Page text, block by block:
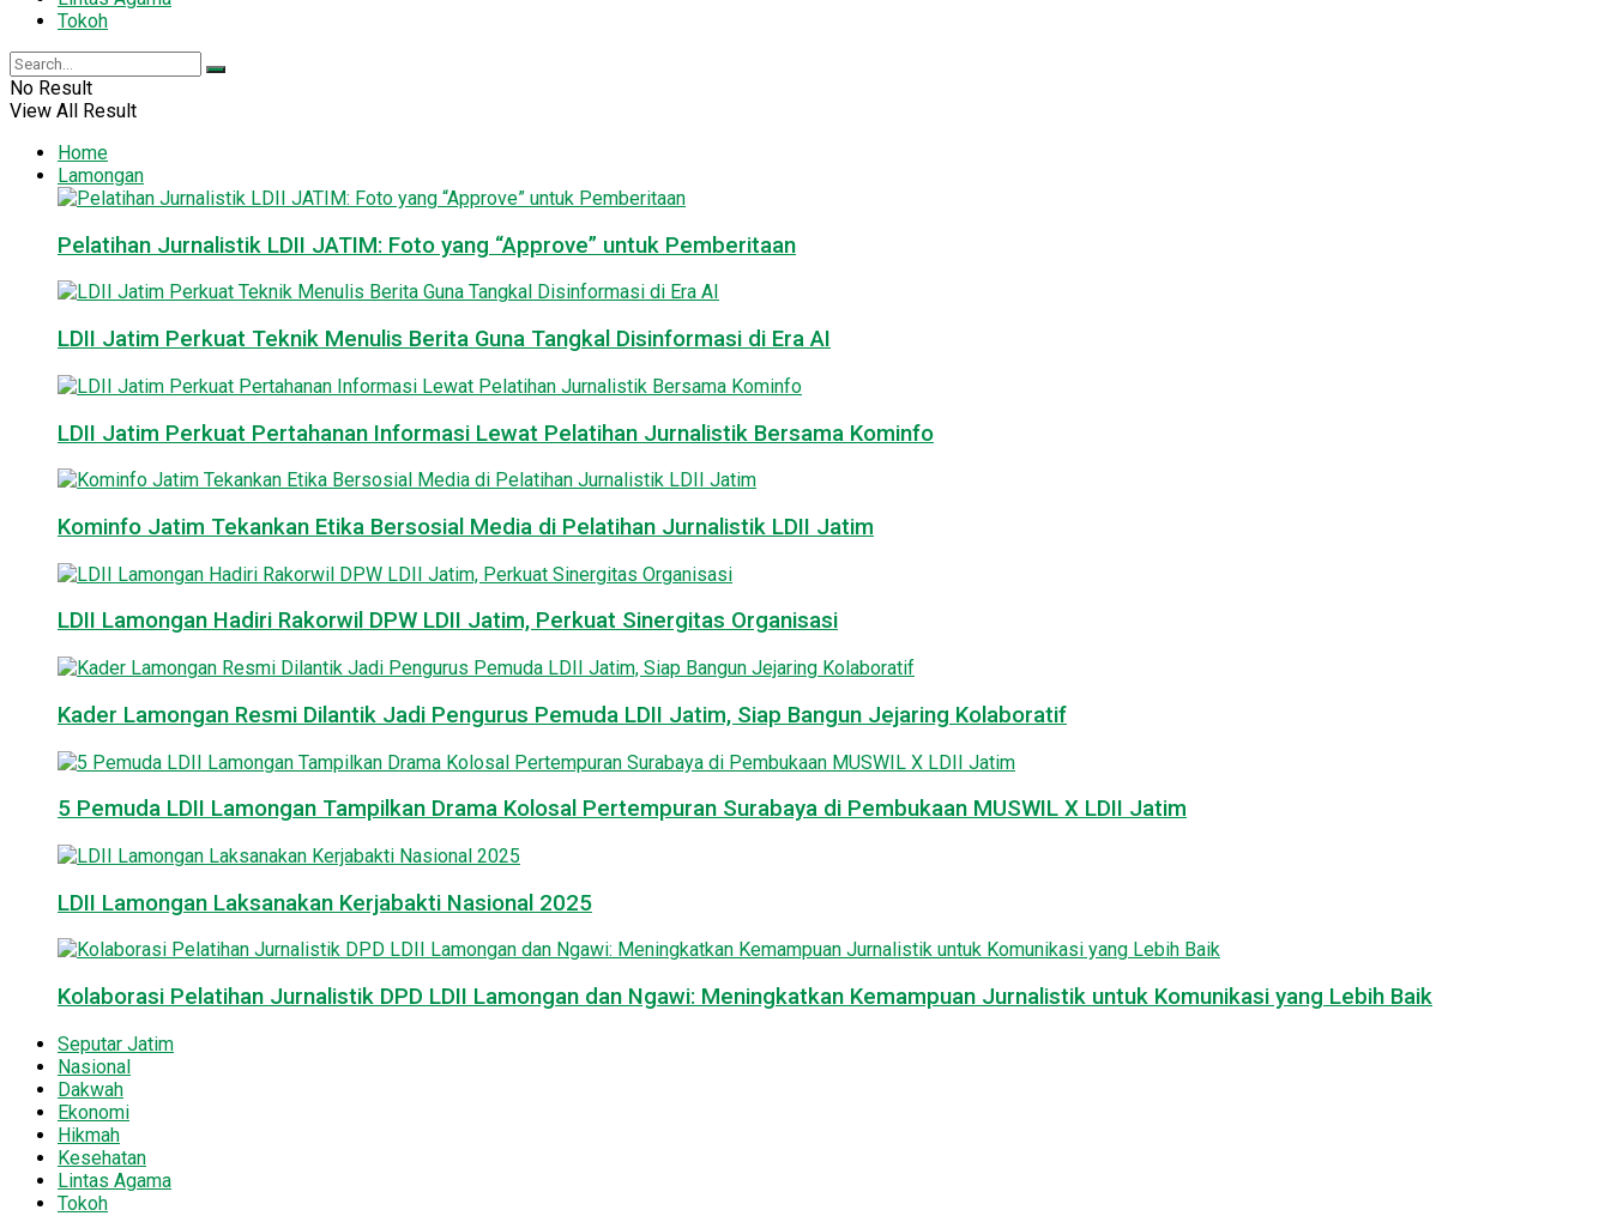
Tokoh
No Result
View All Result
Home
Lamongan
Pelatihan Jurnalistik LDII JATIM: Foto yang “Approve” untuk Pemberitaan
LDII Jatim Perkuat Teknik Menulis Berita Guna Tangkal Disinformasi di Era AI
LDII Jatim Perkuat Pertahanan Informasi Lewat Pelatihan Jurnalistik Bersama Kominfo
Kominfo Jatim Tekankan Etika Bersosial Media di Pelatihan Jurnalistik LDII Jatim
LDII Lamongan Hadiri Rakorwil DPW LDII Jatim, Perkuat Sinergitas Organisasi
Kader Lamongan Resmi Dilantik Jadi Pengurus Pemuda LDII Jatim, Siap Bangun Jejaring Kolaboratif
5 Pemuda LDII Lamongan Tampilkan Drama Kolosal Pertempuran Surabaya di Pembukaan MUSWIL X LDII Jatim
LDII Lamongan Laksanakan Kerjabakti Nasional 2025
Kolaborasi Pelatihan Jurnalistik DPD LDII Lamongan dan Ngawi: Meningkatkan Kemampuan Jurnalistik untuk Komunikasi yang Lebih Baik
Seputar Jatim
Nasional
Dakwah
Ekonomi
Hikmah
Kesehatan
Lintas Agama
Tokoh